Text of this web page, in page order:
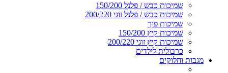
שמיכות כבש / פלנל 150/200
שמיכות כבש / פלנל זוגי 200/220
שמיכות פוך
שמיכות קיץ 150/200
שמיכות קיץ זוגי 200/220
כרבולית לילדים
מגבות וחלוקים